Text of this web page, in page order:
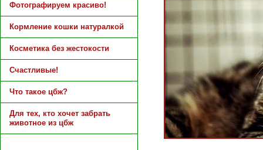
Фотографируем красиво!
Кормление кошки натуралкой
Косметика без жестокости
Счастливые!
Что такое цбж?
Для тех, кто хочет забрать
животное из цбж